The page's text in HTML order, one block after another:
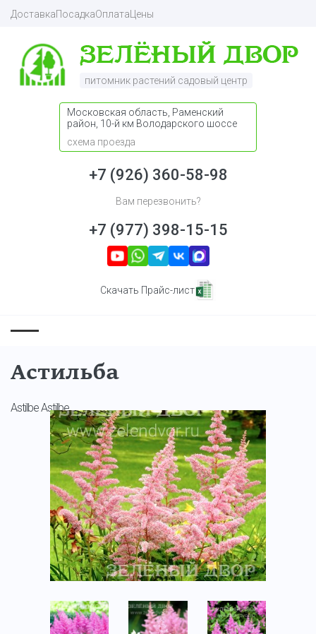
ДоставкаПосадкаОплата Цены
питомник растений садовый центр
Московская область, Раменский
район, 10-й км Володарского шоссе
схема проезда
+7 (926) 360-58-98
Вам перезвонить?
+7 (977) 398-15-15
Скачать Прайс-лист
Астильба
Astilbe Astilbe